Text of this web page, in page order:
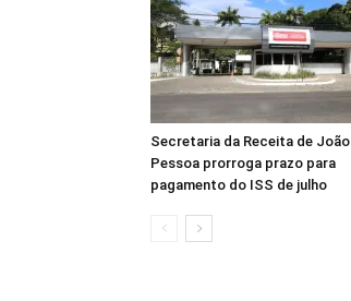
Secretaria da Receita de João
Pessoa prorroga prazo para
pagamento do ISS de julho